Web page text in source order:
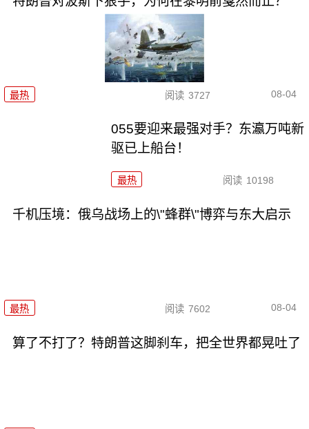
最热 阅读 3727 08-04
055要迎来最强对手？东瀛万吨新
驱已上船台！
最热 阅读 10198
千机压境：俄乌战场上的\"蜂群\"博弈与东大启示
最热 阅读 7602 08-04
算了不打了？特朗普这脚刹车，把全世界都晃吐了